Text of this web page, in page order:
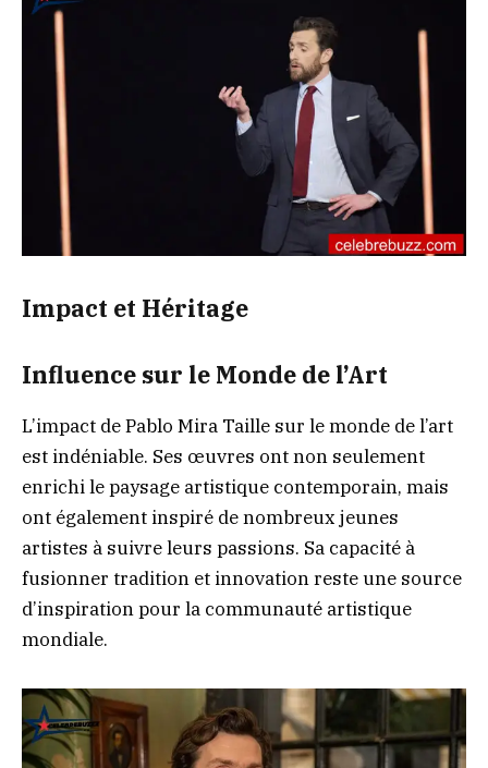
Impact et Héritage
Influence sur le Monde de l’Art
L’impact de Pablo Mira Taille sur le monde de l’art
est indéniable. Ses œuvres ont non seulement
enrichi le paysage artistique contemporain, mais
ont également inspiré de nombreux jeunes
artistes à suivre leurs passions. Sa capacité à
fusionner tradition et innovation reste une source
d’inspiration pour la communauté artistique
mondiale.